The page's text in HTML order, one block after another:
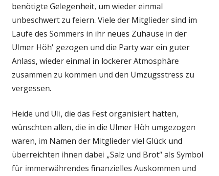
benötigte Gelegenheit, um wieder einmal
unbeschwert zu feiern. Viele der Mitglieder sind im
Laufe des Sommers in ihr neues Zuhause in der
Ulmer Höh' gezogen und die Party war ein guter
Anlass, wieder einmal in lockerer Atmosphäre
zusammen zu kommen und den Umzugsstress zu
vergessen.
Heide und Uli, die das Fest organisiert hatten,
wünschten allen, die in die Ulmer Höh umgezogen
waren, im Namen der Mitglieder viel Glück und
überreichten ihnen dabei „Salz und Brot“ als Symbol
für immerwährendes finanzielles Auskommen und